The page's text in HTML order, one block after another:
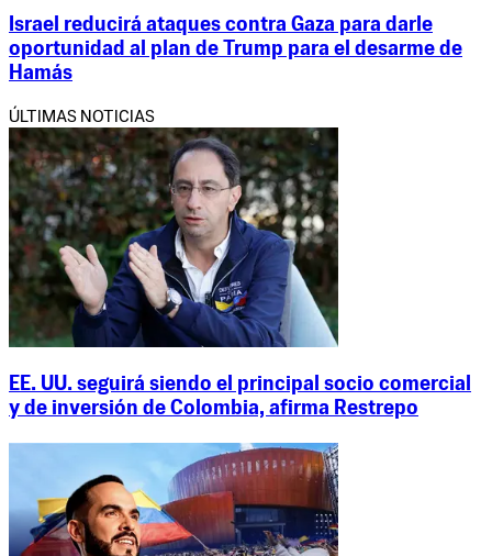
Israel reducirá ataques contra Gaza para darle
oportunidad al plan de Trump para el desarme de
Hamás
ÚLTIMAS NOTICIAS
EE. UU. seguirá siendo el principal socio comercial
y de inversión de Colombia, afirma Restrepo